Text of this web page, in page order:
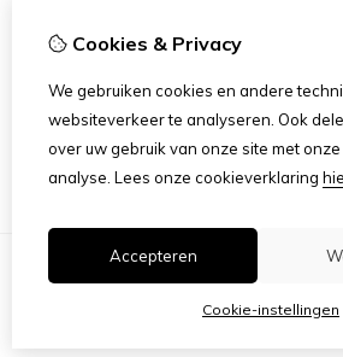
Herbalife
Runs
Join The Team
Vacatures
Cookies & Privacy
We gebruiken cookies en andere
websiteverkeer te analyseren. Ook
over uw gebruik van onze site met
analyse. Lees onze cookieverklaring
Accepteren
Cookie-instellingen